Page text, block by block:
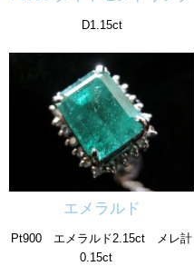
D1.15ct
エメラルド
Pt900 エメラルド2.15ct メレ計
0.15ct